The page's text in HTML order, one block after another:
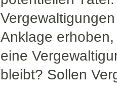
Anklage
eine
bleibt? Sollen